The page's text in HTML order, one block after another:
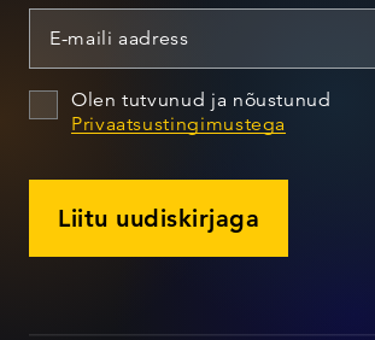
Olen tutvunud ja nõustunud
Privaatsustingimustega
Liitu uudiskirjaga